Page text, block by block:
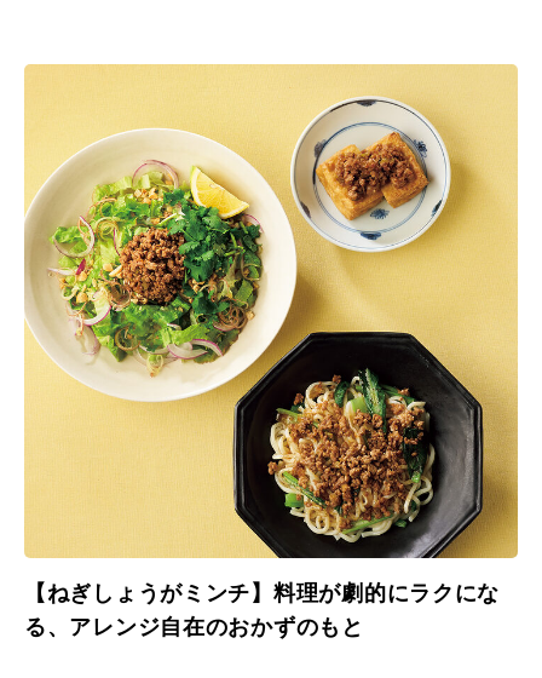
【ねぎしょうがミンチ】料理が劇的にラクにな
る、アレンジ自在のおかずのもと